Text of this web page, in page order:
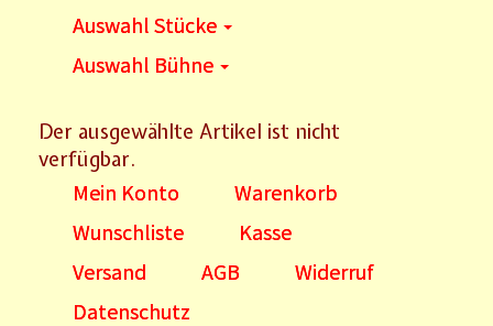
Auswahl Stücke
Auswahl Bühne
Der ausgewählte Artikel ist nicht
verfügbar.
Mein Konto
Warenkorb
Wunschliste
Kasse
Versand
AGB
Widerruf
Datenschutz